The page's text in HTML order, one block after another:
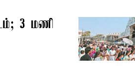
3 மணி